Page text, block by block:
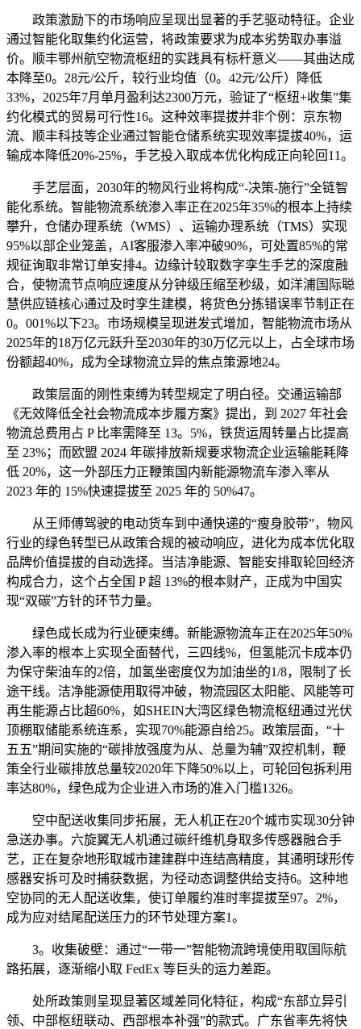
政策激励下的市场响应呈现出显著的手艺驱动特征。企业
通过智能化取集约化运营，将政策要求为成本劣势取办事溢
价。顺丰鄂州航空物流枢纽的实践具有标杆意义——其曲达成
本降至0。28元/公斤，较行业均值（0。42元/公斤）降低
33%，2025年7月单月盈利达2300万元，验证了“枢纽+收集”集
约化模式的贸易可行性16。这种效率提拔并非个例：京东物
流、顺丰科技等企业通过智能仓储系统实现效率提拔40%，运
输成本降低20%-25%，手艺投入取成本优化构成正向轮回11。
手艺层面，2030年的物风行业将构成“-决策-施行”全链智
能化系统。智能物流系统渗入率正在2025年35%的根本上持续
攀升，仓储办理系统（WMS）、运输办理系统（TMS）实现
95%以部企业笼盖，AI客服渗入率冲破90%，可处置85%的常
规征询取非常订单安排4。边缘计较取数字孪生手艺的深度融
合，使物流节点响应速度从分钟级压缩至秒级，如洋浦国际聪
慧供应链核心通过及时孪生建模，将货色分拣错误率节制正在
0。001%以下23。市场规模呈现迸发式增加，智能物流市场从
2025年的18万亿元跃升至2030年的30万亿元以上，占全球市场
份额超40%，成为全球物流立异的焦点策源地24。
政策层面的刚性束缚为转型规定了明白径。交通运输部
《无效降低全社会物流成本步履方案》提出，到 2027 年社会
物流总费用占 P 比率需降至 13。5%，铁货运周转量占比提高
至 23%；而欧盟 2024 年碳排放新规要求物流企业运输能耗降
低 20%，这一外部压力正鞭策国内新能源物流车渗入率从
2023 年的 15%快速提拔至 2025 年的 50%47。
从王师傅驾驶的电动货车到中通快递的“瘦身胶带”，物风
行业的绿色转型已从政策合规的被动响应，进化为成本优化取
品牌价值提拔的自动选择。当洁净能源、智能安排取轮回经济
构成合力，这个占全国 P 超 13%的根本财产，正成为中国实
现“双碳”方针的环节力量。
绿色成长成为行业硬束缚。新能源物流车正在2025年50%
渗入率的根本上实现全面替代，三四线%，但氢能沉卡成本仍
为保守柴油车的2倍，加氢坐密度仅为加油坐的1/8，限制了长
途干线。洁净能源使用取得冲破，物流园区太阳能、风能等可
再生能源占比超60%，如SHEIN大湾区绿色物流枢纽通过光伏
顶棚取储能系统连系，实现70%能源自给25。政策层面，“十
五五”期间实施的“碳排放强度为从、总量为辅”双控机制，鞭
策全行业碳排放总量较2020年下降50%以上，可轮回包拆利用
率达80%，绿色成为企业进入市场的准入门槛1326。
空中配送收集同步拓展，无人机正在20个城市实现30分钟
急送办事。六旋翼无人机通过碳纤维机身取多传感器融合手
艺，正在复杂地形取城市建建群中连结高精度，其通明球形传
感器安拆可及时捕获数据，为径动态调整供给支持6。这种地
空协同的无人配送收集，使订单履约准时率提拔至97。2%，
成为应对结尾配送压力的环节处理方案1。
3。收集破壁：通过“一带一”智能物流跨境使用取国际航
路拓展，逐渐缩小取 FedEx 等巨头的运力差距。
处所政策则呈现显著区域差同化特征，构成“东部立异引
领、中部枢纽联动、西部根本补强”的款式。广东省率先将快